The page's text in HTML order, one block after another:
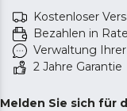
Kostenloser
Bezahlen in
Verwaltung
2 Jahre Garantie
Melden Sie sich für